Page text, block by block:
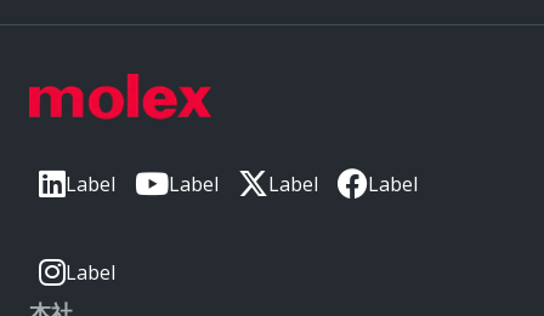
Label Label Label Label
Label